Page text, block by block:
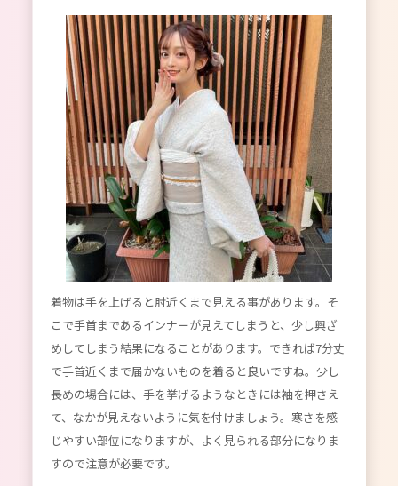
着物は手を上げると肘近くまで見える事があります。そ
こで手首まであるインナーが見えてしまうと、少し興ざ
めしてしまう結果になることがあります。できれば7分丈
で手首近くまで届かないものを着ると良いですね。少し
長めの場合には、手を挙げるようなときには袖を押さえ
て、なかが見えないように気を付けましょう。寒さを感
じやすい部位になりますが、よく見られる部分になりま
すので注意が必要です。